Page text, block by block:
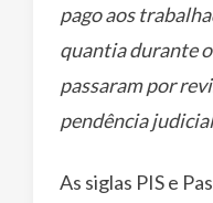
pago aos
quantia durante
passaram por
pendência
As siglas PIS e